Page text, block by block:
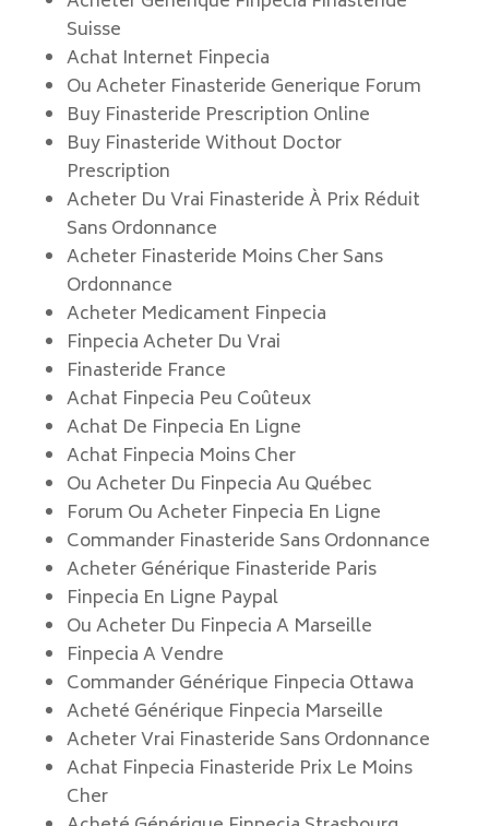
Suisse
Achat Internet Finpecia
Ou Acheter Finasteride Generique Forum
Buy Finasteride Prescription Online
Buy Finasteride Without Doctor
Prescription
Acheter Du Vrai Finasteride À Prix Réduit
Sans Ordonnance
Acheter Finasteride Moins Cher Sans
Ordonnance
Acheter Medicament Finpecia
Finpecia Acheter Du Vrai
Finasteride France
Achat Finpecia Peu Coûteux
Achat De Finpecia En Ligne
Achat Finpecia Moins Cher
Ou Acheter Du Finpecia Au Québec
Forum Ou Acheter Finpecia En Ligne
Commander Finasteride Sans Ordonnance
Acheter Générique Finasteride Paris
Finpecia En Ligne Paypal
Ou Acheter Du Finpecia A Marseille
Finpecia A Vendre
Commander Générique Finpecia Ottawa
Acheté Générique Finpecia Marseille
Acheter Vrai Finasteride Sans Ordonnance
Achat Finpecia Finasteride Prix Le Moins
Cher